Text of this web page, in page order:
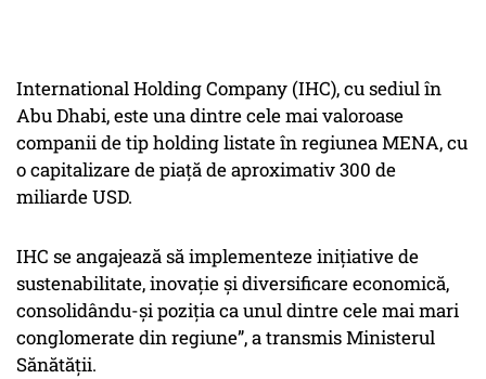
International Holding Company (IHC), cu sediul în
Abu Dhabi, este una dintre cele mai valoroase
companii de tip holding listate în regiunea MENA, cu
o capitalizare de piață de aproximativ 300 de
miliarde USD.
IHC se angajează să implementeze inițiative de
sustenabilitate, inovație și diversificare economică,
consolidându-și poziția ca unul dintre cele mai mari
conglomerate din regiune”, a transmis Ministerul
Sănătății.